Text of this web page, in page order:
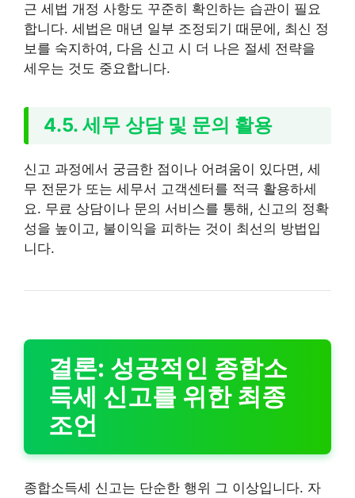
근 세법 개정 사항도 꾸준히 확인하는 습관이 필요
합니다. 세법은 매년 일부 조정되기 때문에, 최신 정
보를 숙지하여, 다음 신고 시 더 나은 절세 전략을
세우는 것도 중요합니다.
4.5. 세무 상담 및 문의 활용
신고 과정에서 궁금한 점이나 어려움이 있다면, 세
무 전문가 또는 세무서 고객센터를 적극 활용하세
요. 무료 상담이나 문의 서비스를 통해, 신고의 정확
성을 높이고, 불이익을 피하는 것이 최선의 방법입
니다.
결론: 성공적인 종합소
득세 신고를 위한 최종
조언
종합소득세 신고는 단순한 행위 그 이상입니다. 자